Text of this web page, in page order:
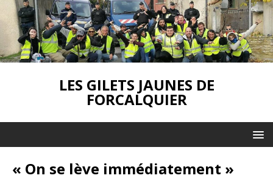
LES GILETS JAUNES DE
FORCALQUIER
« On se lève immédiatement »